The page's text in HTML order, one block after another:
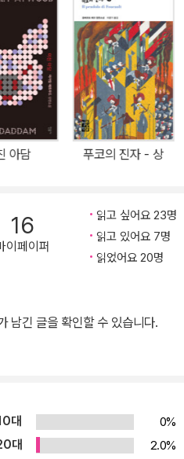
에서 생존 투쟁을 벌이는 여성들
인 절망의 상황에서도 서로를 보
우는 여성들의 모습에서 페미니즘
있다. ‘물 없는 홍수’가
살아남은 두 여성 토비와 렌은 저마
토비는 일터에서 학대를 당하다 환
된다. 남성 지도자인 아담과 여성
원사 내부에서 약초학과 양봉을
는 정체를 숨기고 스파에 취직해
을 돕는다. 한편 어머니를 따라 신
기를 보낸 렌은 어머니에게 버림받
심 의지하던 토비를 찾아 길을 나
구하러 나서고, 그 과정에서 전작
다. ■ 인류의 미래에
에서였다. 생식의 도구로만 존재
큰 충격을 안겨 주었다. 그로부터
』에서 애트우드는 신의 영역에
아담 푸코의 진자 - 상
16
이페이퍼
읽고 싶어요 23명
읽고 있어요 7명
읽었어요 20명
남긴 글을 확인할 수 있습니다.
대
0%
대
2.0%